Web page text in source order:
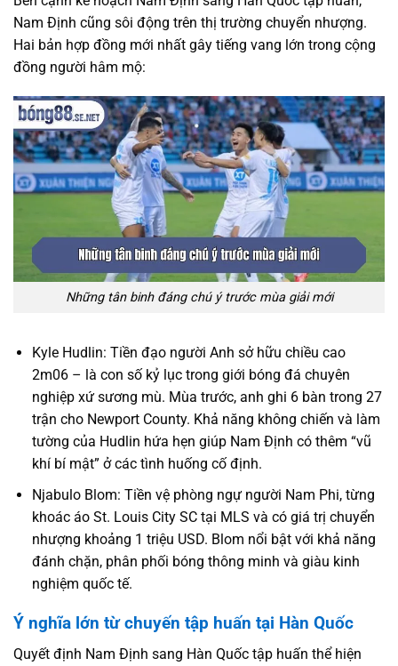
Nam Định cũng sôi động trên thị trường chuyển nhượng.
Hai bản hợp đồng mới nhất gây tiếng vang lớn trong cộng
đồng người hâm mộ:
Những tân binh đáng chú ý trước mùa giải mới
Kyle Hudlin: Tiền đạo người Anh sở hữu chiều cao
2m06 – là con số kỷ lục trong giới bóng đá chuyên
nghiệp xứ sương mù. Mùa trước, anh ghi 6 bàn trong 27
trận cho Newport County. Khả năng không chiến và làm
tường của Hudlin hứa hẹn giúp Nam Định có thêm “vũ
khí bí mật” ở các tình huống cố định.
Njabulo Blom: Tiền vệ phòng ngự người Nam Phi, từng
khoác áo St. Louis City SC tại MLS và có giá trị chuyển
nhượng khoảng 1 triệu USD. Blom nổi bật với khả năng
đánh chặn, phân phối bóng thông minh và giàu kinh
nghiệm quốc tế.
Ý nghĩa lớn từ chuyến tập huấn tại Hàn Quốc
Quyết định Nam Định sang Hàn Quốc tập huấn thể hiện